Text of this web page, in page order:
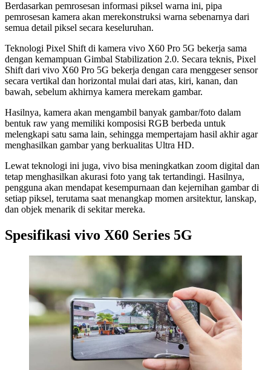
Berdasarkan pemrosesan informasi piksel warna ini, pipa
pemrosesan kamera akan merekonstruksi warna sebenarnya dari
semua detail piksel secara keseluruhan.
Teknologi Pixel Shift di kamera vivo X60 Pro 5G bekerja sama
dengan kemampuan Gimbal Stabilization 2.0. Secara teknis, Pixel
Shift dari vivo X60 Pro 5G bekerja dengan cara menggeser sensor
secara vertikal dan horizontal mulai dari atas, kiri, kanan, dan
bawah, sebelum akhirnya kamera merekam gambar.
Hasilnya, kamera akan mengambil banyak gambar/foto dalam
bentuk raw yang memiliki komposisi RGB berbeda untuk
melengkapi satu sama lain, sehingga mempertajam hasil akhir agar
menghasilkan gambar yang berkualitas Ultra HD.
Lewat teknologi ini juga, vivo bisa meningkatkan zoom digital dan
tetap menghasilkan akurasi foto yang tak tertandingi. Hasilnya,
pengguna akan mendapat kesempurnaan dan kejernihan gambar di
setiap piksel, terutama saat menangkap momen arsitektur, lanskap,
dan objek menarik di sekitar mereka.
Spesifikasi vivo X60 Series 5G